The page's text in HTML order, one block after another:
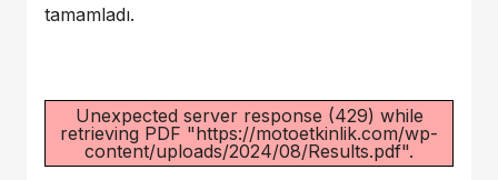
tamamladı.
Unexpected server response (429) while
retrieving PDF "https://motoetkinlik.com/wp-
content/uploads/2024/08/Results.pdf".